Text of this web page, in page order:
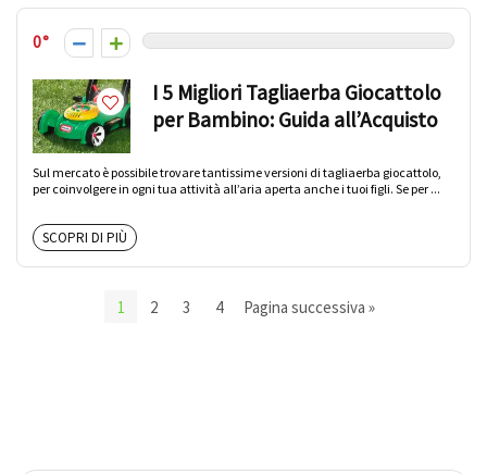
0
I 5 Migliori Tagliaerba Giocattolo
per Bambino: Guida all’Acquisto
Sul mercato è possibile trovare tantissime versioni di tagliaerba giocattolo,
per coinvolgere in ogni tua attività all’aria aperta anche i tuoi figli. Se per ...
SCOPRI DI PIÙ
1 2 3 4 Pagina successiva »